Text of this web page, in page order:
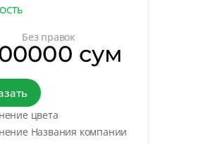
Без правок
сум
цвета
Названия компании